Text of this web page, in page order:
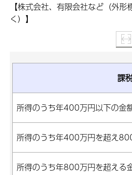
【株式会社、有限会社など（外
く）】
課
所得のうち年400万円以下の金
所得のうち年400万円を超え
所得のうち年800万円を超える